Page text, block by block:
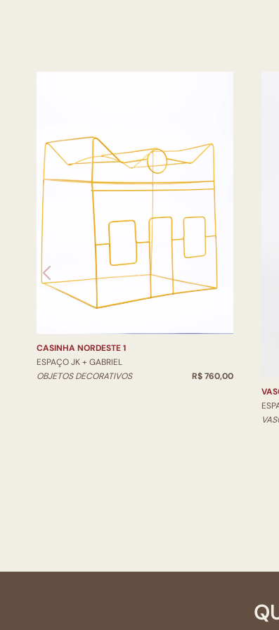
CASINHA NORDESTE 1
ESPAÇO JK + GABRIEL
OBJETOS DECORATIVOS
R$ 760,00